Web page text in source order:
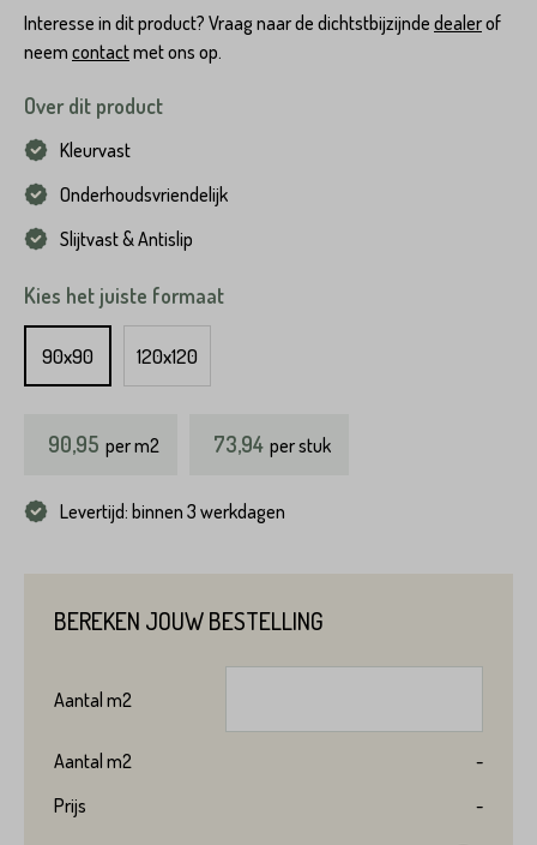
Interesse in dit product? Vraag naar de dichtstbijzijnde dealerof
neem contactmet ons op.
Over dit product
Kleurvast
Onderhoudsvriendelijk
Slijtvast & Antislip
Kies het juiste formaat
90x90 120x120
90,95 perm2 73,94 per stuk
Levertijd: binnen 3 werkdagen
BEREKEN JOUW BESTELLING
Aantal m2
Aantal m2
-
Prijs
-